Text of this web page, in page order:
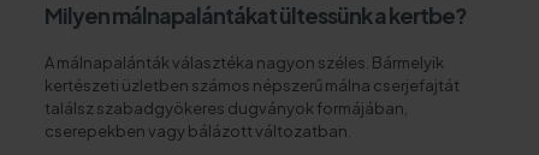
Milyen málnapalántákat ültessünk a kertbe?
A málnapalánták választéka nagyon széles. Bármelyik
kertészeti üzletben számos népszerű málna cserjefajtát
találsz szabadgyökeres dugványok formájában,
cserepekben vagy bálázott változatban.